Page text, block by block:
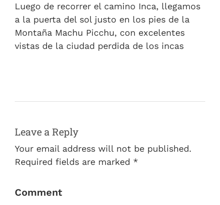
Luego de recorrer el camino Inca, llegamos
a la puerta del sol justo en los pies de la
Montaña Machu Picchu, con excelentes
vistas de la ciudad perdida de los incas
Leave a Reply
Your email address will not be published.
Required fields are marked *
Comment